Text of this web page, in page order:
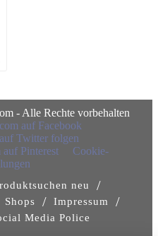
- Alle Rechte vorbehalten
Cookie-
neu /
Shops / Impressum /
Media Police